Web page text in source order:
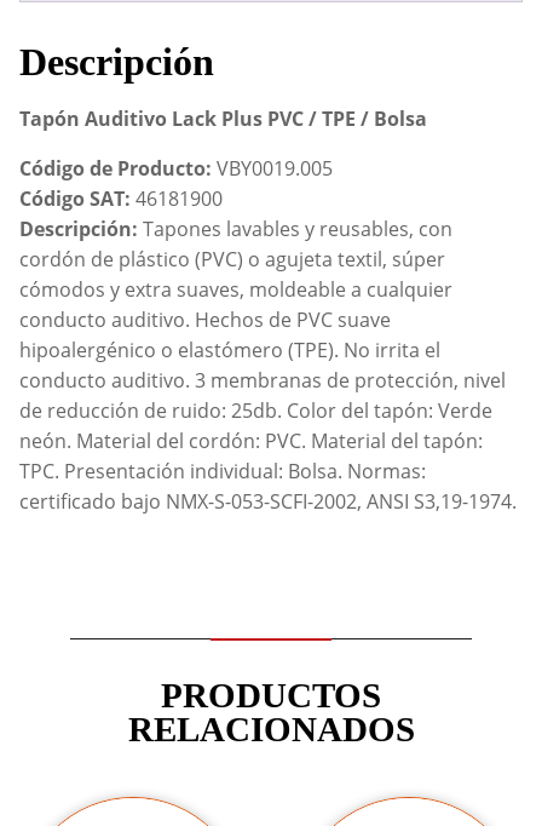
Descripción
Tapón Auditivo Lack Plus PVC / TPE / Bolsa
Código de Producto: VBY0019.005
Código SAT: 46181900
Descripción: Tapones lavables y reusables, con
cordón de plástico (PVC) o agujeta textil, súper
cómodos y extra suaves, moldeable a cualquier
conducto auditivo. Hechos de PVC suave
hipoalergénico o elastómero (TPE). No irrita el
conducto auditivo. 3 membranas de protección, nivel
de reducción de ruido: 25db. Color del tapón: Verde
neón. Material del cordón: PVC. Material del tapón:
TPC. Presentación individual: Bolsa. Normas:
certificado bajo NMX-S-053-SCFI-2002, ANSI S3,19-1974.
PRODUCTOS
RELACIONADOS